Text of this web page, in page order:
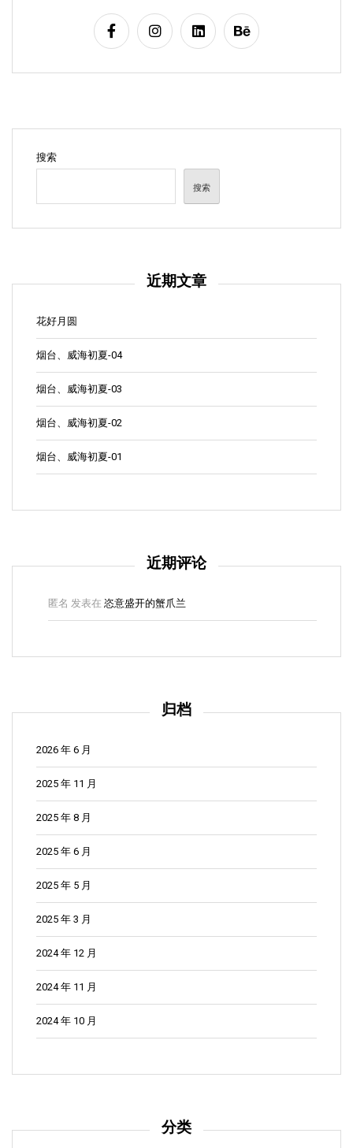
搜索
搜索
近期文章
花好月圆
烟台、威海初夏-04
烟台、威海初夏-03
烟台、威海初夏-02
烟台、威海初夏-01
近期评论
匿名 发表在 恣意盛开的蟹爪兰
归档
2026 年 6 月
2025 年 11 月
2025 年 8 月
2025 年 6 月
2025 年 5 月
2025 年 3 月
2024 年 12 月
2024 年 11 月
2024 年 10 月
分类